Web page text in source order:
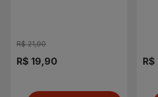
R$ 21,90
R$ 19,90 R$